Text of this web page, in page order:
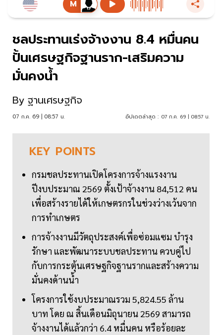
ชลประทานเร่งจ้างงาน 8.4 หมื่นคน
ปั้นเศรษฐกิจฐานราก-เสริมความ
มั่นคงน้ำ
By ฐานเศรษฐกิจ
07 ก.ค. 69 | 08:57 น. อัปเดตล่าสุด : 07 ก.ค. 69 | 08:57 น.
KEY POINTS
กรมชลประทานเปิดโครงการจ้างแรงงาน
ปีงบประมาณ 2569 ตั้งเป้าจ้างงาน 84,512 คน
เพื่อสร้างรายได้ให้เกษตรกรในช่วงว่างเว้นจาก
การทำเกษตร
การจ้างงานมีวัตถุประสงค์เพื่อซ่อมแซม บำรุง
รักษา และพัฒนาระบบชลประทาน ควบคู่ไป
กับการกระตุ้นเศรษฐกิจฐานรากและสร้างความ
มั่นคงด้านน้ำ
โครงการใช้งบประมาณรวม 5,824.55 ล้าน
บาท โดย ณ สิ้นเดือนมิถุนายน 2569 สามารถ
จ้างงานได้แล้วกว่า 6.4 หมื่นคน หรือร้อยละ